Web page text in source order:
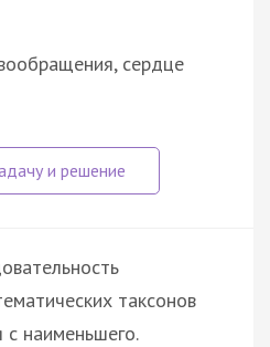
сердце
таксонов
с наименьшего.